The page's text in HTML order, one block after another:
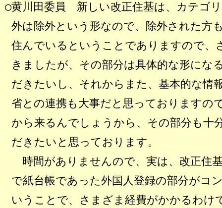
○黄川田委員
新しい改正住基は、カテゴ
外は除外という形なので、除外された方
住んでいるということでありますので、
きましたが、その部分は具体的な形にな
だきたいし、それからまた、基本的な情
省との連携も大事だと思っておりますの
から来るんでしょうから、その部分も十
だきたいと思っております。
時間がありませんので、実は、改正住
で紙台帳であった外国人登録の部分がコ
いうことで、さまざま経費がかかるわけ